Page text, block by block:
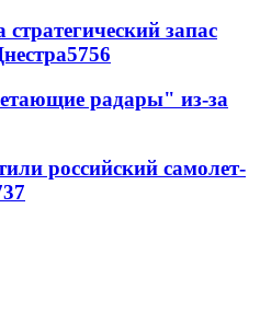
запас
5756
радары" из-за
российский самолет-